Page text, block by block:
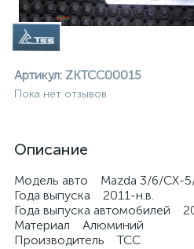
Артикул: ZKTCC00015
Пока нет отзывов
Описание
Модель авто Mazda 3/6/CX-
Года выпуска 2011-н.в.
Года выпуска автомобилей
Материал Алюминий
Производитель ТСС